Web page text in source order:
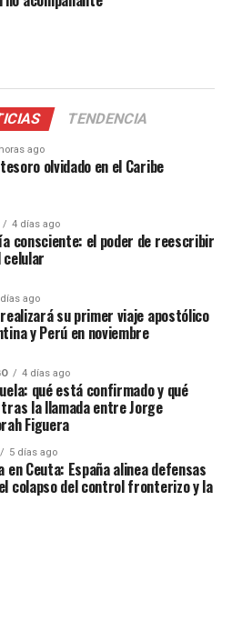
TENDENCIA
ago
olvidado en el Caribe
4 días ago
consciente: el poder de reescribir
ago
realizará su primer viaje apostólico
y Perú en noviembre
4 días ago
qué está confirmado y qué
la llamada entre Jorge
Figuera
5 días ago
Ceuta: España alinea defensas
colapso del control fronterizo y la